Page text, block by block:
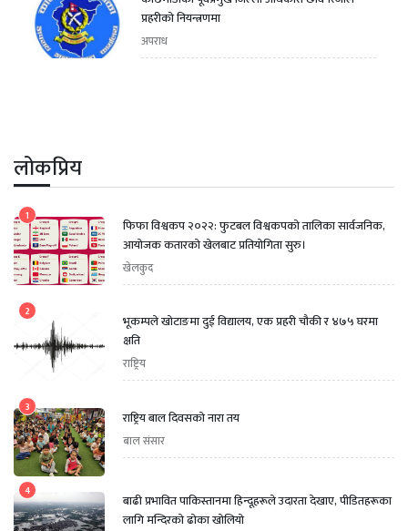
प्रहरीको नियन्त्रणमा
अपराध
लोकप्रिय
1
फिफा विश्वकप २०२२: फुटबल विश्वकपको तालिका सार्वजनिक,
आयोजक कतारको खेलबाट प्रतियोगिता सुरु।
खेलकुद
2
भूकम्पले खोटाङमा दुई विद्यालय, एक प्रहरी चौकी र ४७५ घरमा
क्षति
राष्ट्रिय
3
राष्ट्रिय बाल दिवसको नारा तय
बाल संसार
4
बाढी प्रभावित पाकिस्तानमा हिन्दूहरूले उदारता देखाए, पीडितहरूका
लागि मन्दिरको ढोका खोलियो